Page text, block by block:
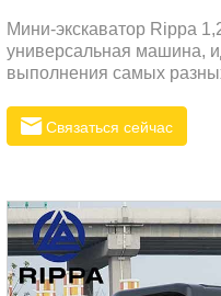
Мини-экскаватор Rippa
универсальная машина,
выполнения самых
ландшафтных работ.
Связаться сейчас